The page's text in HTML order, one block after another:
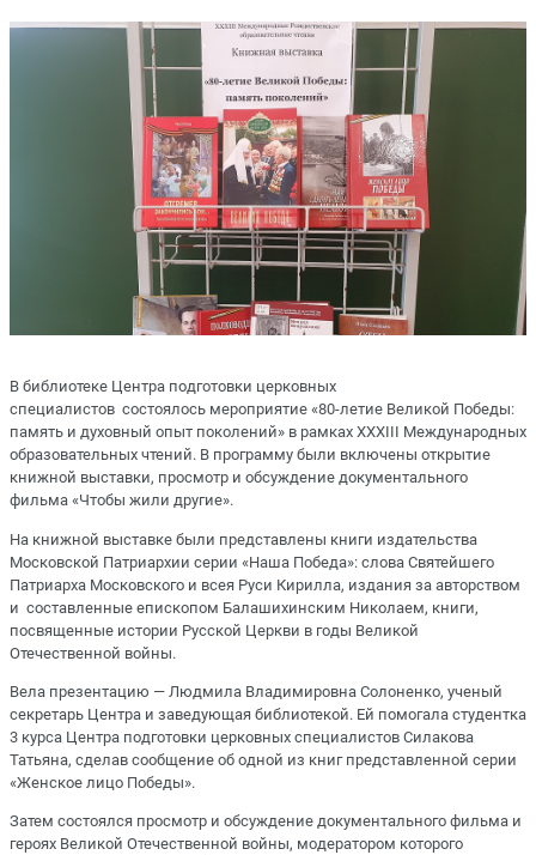
В библиотеке Центра подготовки церковных
специалистов состоялось мероприятие «80-летие Великой Победы:
память и духовный опыт поколений» в рамках XXXIII Международных
образовательных чтений. В программу были включены открытие
книжной выставки, просмотр и обсуждение документального
фильма «Чтобы жили другие».
На книжной выставке были представлены книги издательства
Московской Патриархии серии «Наша Победа»: слова Святейшего
Патриарха Московского и всея Руси Кирилла, издания за авторством
и составленные епископом Балашихинским Николаем, книги,
посвященные истории Русской Церкви в годы Великой
Отечественной войны.
Вела презентацию — Людмила Владимировна Солоненко, ученый
секретарь Центра и заведующая библиотекой. Ей помогала студентка
3 курса Центра подготовки церковных специалистов Силакова
Татьяна, сделав сообщение об одной из книг представленной серии
«Женское лицо Победы».
Затем состоялся просмотр и обсуждение документального фильма и
героях Великой Отечественной войны, модератором которого